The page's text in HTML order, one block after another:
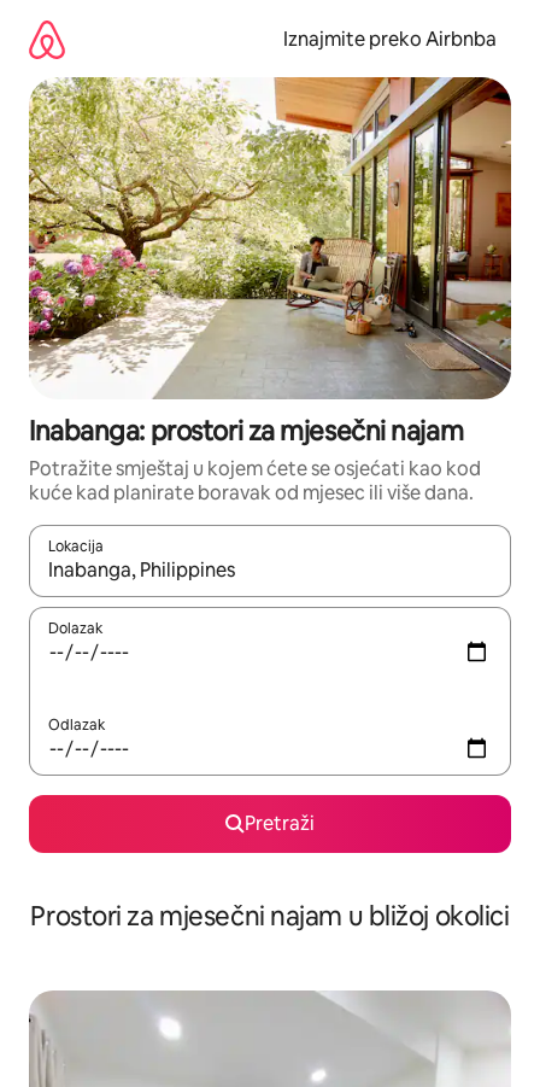
sadržaj
Iznajmite preko Airbnba
Inabanga: prostori za mjesečni najam
Potražite smještaj u kojem ćete se osjećati kao kod
kuće kad planirate boravak od mjesec ili više dana.
Lokacija
Kada budu dostupni rezultati, moći ćete ih pregledati
Dolazak
Odlazak
Pretraži
Prostori za mjesečni najam u bližoj okolici